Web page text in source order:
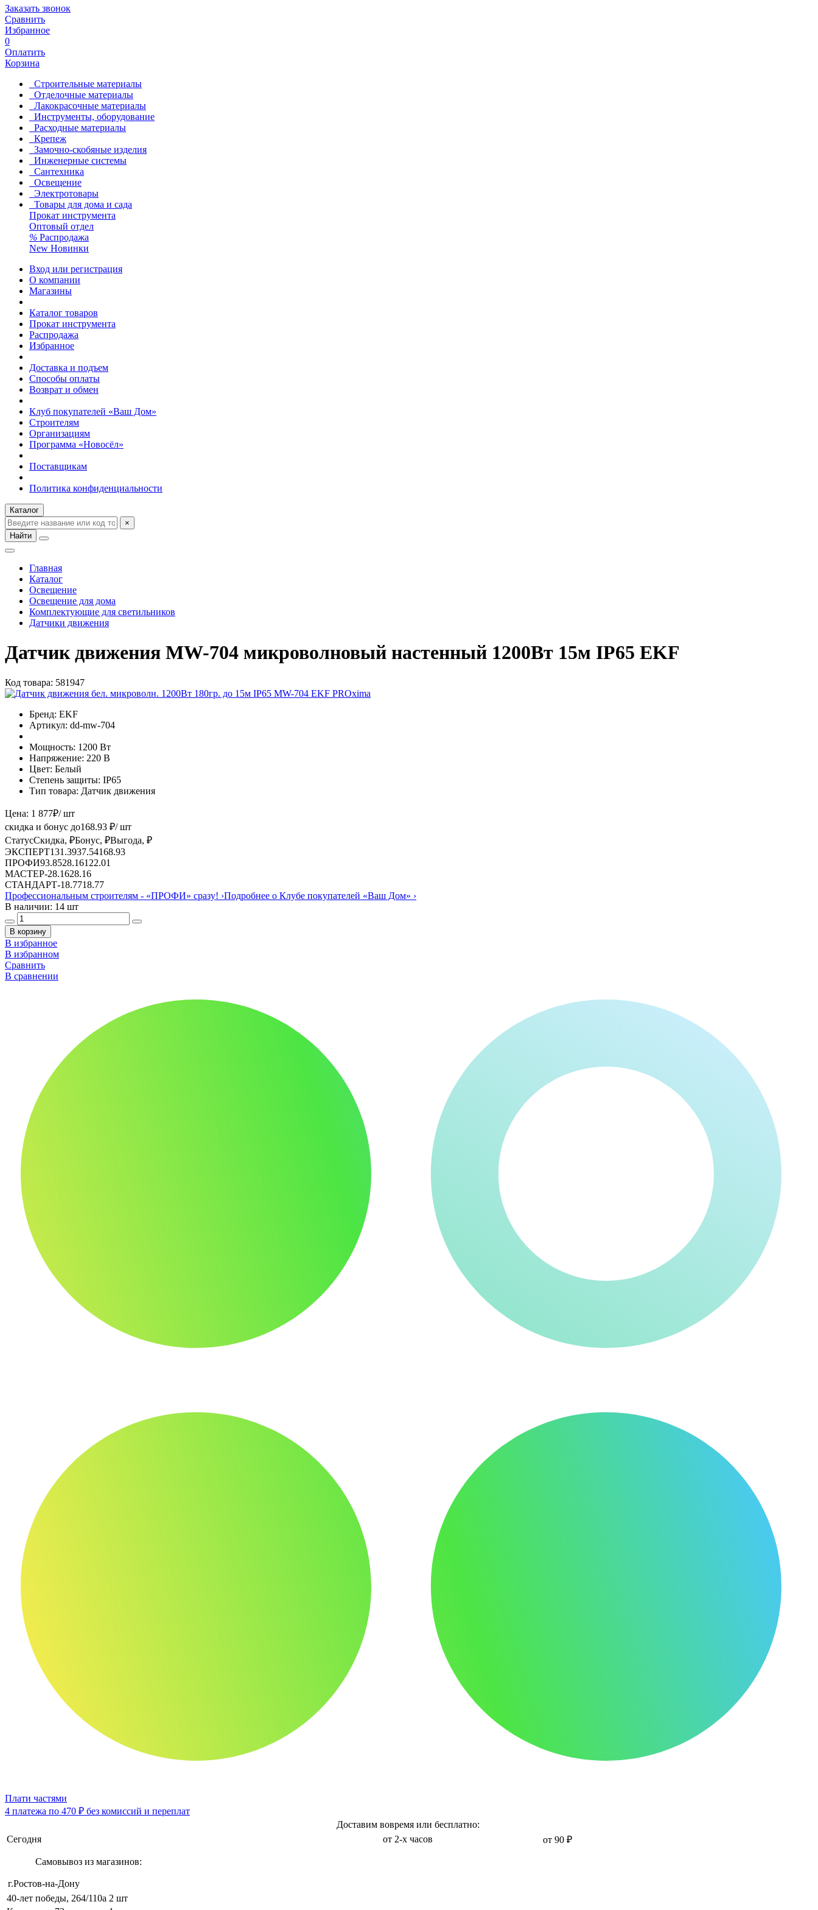
Заказать звонок
Сравнить
Избранное
0
Оплатить
Корзина
Строительные материалы
Отделочные материалы
Лакокрасочные материалы
Инструменты, оборудование
Расходные материалы
Крепеж
Замочно-скобяные изделия
Инженерные системы
Сантехника
Освещение
Электротовары
Товары для дома и сада
Прокат инструмента
Оптовый отдел
% Распродажа
New Новинки
Вход или регистрация
О компании
Магазины
Каталог товаров
Прокат инструмента
Распродажа
Избранное
Доставка и подъем
Способы оплаты
Возврат и обмен
Клуб покупателей «Ваш Дом»
Строителям
Организациям
Программа «Новосёл»
Поставщикам
Политика конфиденциальности
Каталог
×
Найти
Главная
Каталог
Освещение
Освещение для дома
Комплектующие для светильников
Датчики движения
Датчик движения MW-704 микроволновый настенный 1200Вт 15м IP65 EKF
Код товара: 581947
Бренд: EKF
Артикул: dd-mw-704
Мощность: 1200 Вт
Напряжение: 220 В
Цвет: Белый
Степень защиты: IP65
Тип товара: Датчик движения
Цена: 1 877₽/ шт
скидка и бонус до168.93 ₽/ шт
СтатусСкидка, ₽Бонус, ₽Выгода, ₽
ЭКСПЕРТ131.3937.54168.93
ПРОФИ93.8528.16122.01
МАСТЕР-28.1628.16
СТАНДАРТ-18.7718.77
Профессиональным строителям - «ПРОФИ» сразу! ›Подробнее о Клубе покупателей «Ваш Дом» ›
В наличии: 14 шт
В корзину
В избранное
В избранном
Сравнить
В сравнении
Плати частями
4 платежа по 470 ₽ без комиссий и переплат
Доставим вовремя или бесплатно:
Сегодня
от 2-х часов от 90 ₽
Самовывоз из магазинов:
г.Ростов-на-Дону
40-лет победы, 264/110а 2 шт